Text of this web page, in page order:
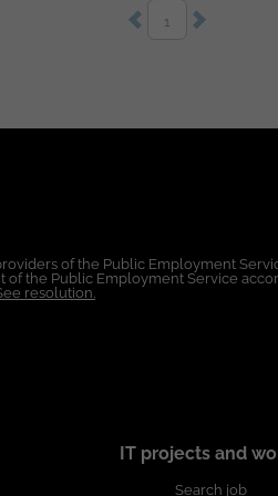
1
of the Public Employment
of the Public Employment Service
resolution.
IT projects and
Search job